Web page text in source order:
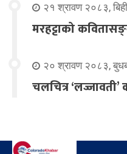
२१ श्रावण २०८३,
मरहट्टाको
२० श्रावण २०८३,
चलचित्र